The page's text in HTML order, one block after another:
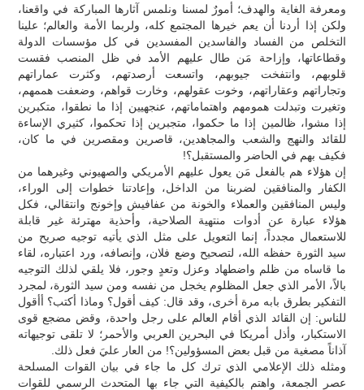
ومعرفة الغاية والهدف؛ أمورٌ لمسنا ونلمس آثارها المباركة في واقعنا،
ولكن إذا أردنا أن يعم خيرها المجتمع كله، ولربما الأمة والعالم؛ علينا
التخلص من الفساد والفاسدين المفسدين في كل مؤسسات الدولة
وقطاعاتها، وإزاحة مَن طال عليهم الأمد في ظل المنصب فقست
قلوبهم، وانتفخت جيوبهم، واتسعت أرصدتهم، وكثرت عماراتهم
وتجاراتهم وعقاراتهم، وخوت عقولهم، وخارت قواهم، وضعفت هممهم،
وتغيرت وتبدلت همومهم واهتماماتهم، عنجهيين إذا ما نطقوا، متكبرين
إذا مشوا، ظالمين إذا ما حكموا، متجبرين إذا تحكموا، كثيري الإساءة
للقائد والنهج والشعب والمجاهدين، قاصرين ومقصرين في ما كان،
فكيف بهم في الحاضر والمستقبل؟!
إن هؤلاء هم بالفعل مَن يعول عليهم الأمريكي والصهيوني وغيرهما من
الكفار والمنافقين لضربنا من الداخل، وإعادتنا خطوات إلى الوراء،
وليس المنافقين والعملاء والخونة من عفافيش وإخونج وانتقالي، فكل
هؤلاء عبارة عن أدوات منتهية الصلاحية، وأحذية مهترئة غير قابلة
للاستعمال مجدداً، إنما التعويل على مثل الذي يأتيه توجيه صريح من
سيد الثورة حفظه الله، لتصحيح وضع فلان، وإنصافه، ورد اعتباره، لقاء
ما قاساه من ظلم واضطهاد وعزل وتعدٍ وجور، فلا يلقي لذلك التوجيه
بالاً، الأمر الذي جعل المظلوم يخجل من نفسه ومن سيد الثورة، لمجرد
التفكير بطرق بابه مرة أخرى، وقد قال: كيف أقول؟ وماذا أكتب؟ أأقول
للناس: إن القائد الذي أقام العالم على رجل واحدة، وقض مضجع قوى
الاستكبار، وأذل أمريكا في البحرين العربي والأحمر؛ لا تلقى توجيهاته
آذاناً مصغية من قبل بعض المسؤولين؟! من العار عليَ فعل ذلك.
ومثله ذلك الإعلامي الذي ترك كل ما جاء في بيان القوات المسلحة
عصر الجمعة، واهتم بالكيفية التي جاء بها المتحدث الرسمي للقوات